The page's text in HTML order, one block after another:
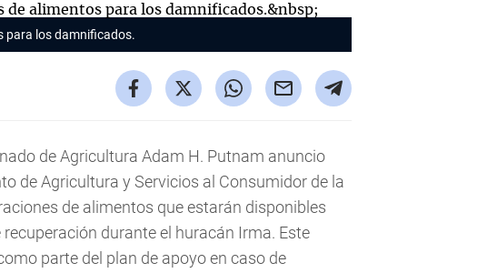
para los damnificados.
de Agricultura Adam H. Putnam anuncio
de Agricultura y Servicios al Consumidor de la
de alimentos que estarán disponibles
durante el huracán Irma. Este
parte del plan de apoyo en caso de